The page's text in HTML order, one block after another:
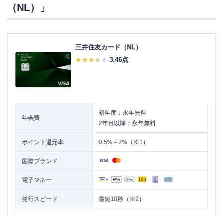
（NL）」
三井住友カード（NL）
3.46点
年会費
初年度：永年無料
2年目以降：永年無料
ポイント還元率 0.5%～7%（※1）
国際ブランド
電子マネー
発行スピード 最短10秒（※2）